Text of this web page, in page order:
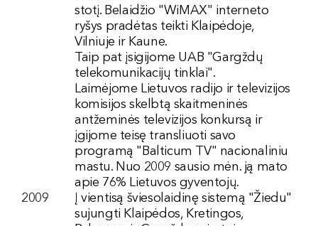
stotį. Belaidžio "WiMAX" interneto
ryšys pradėtas teikti Klaipėdoje,
Vilniuje ir Kaune.
Taip pat įsigijome UAB "Gargždų
telekomunikacijų tinklai".
Laimėjome Lietuvos radijo ir televizijos
komisijos skelbtą skaitmeninės
antžeminės televizijos konkursą ir
įgijome teisę transliuoti savo
programą "Balticum TV" nacionaliniu
mastu. Nuo 2009 sausio mėn. ją mato
apie 76% Lietuvos gyventojų.
2009
Į vientisą šviesolaidinę sistemą "Žiedu"
sujungti Klaipėdos, Kretingos,